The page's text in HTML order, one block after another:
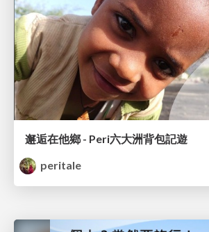
邂逅在他鄉 - Peri六大洲背包記遊
peritale